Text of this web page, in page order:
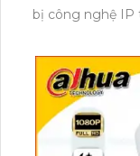
KX-
MỚI
3,050,000 ₫